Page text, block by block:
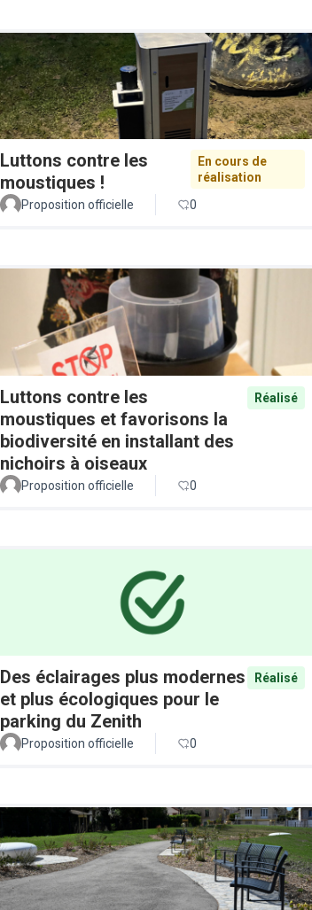
Luttons contre les
moustiques !
En cours de
réalisation
Proposition officielle
0
Luttons contre les
moustiques et favorisons la
biodiversité en installant des
nichoirs à oiseaux
Réalisé
Proposition officielle 0
Des éclairages plus modernes
et plus écologiques pour le
parking du Zenith
Réalisé
Proposition officielle 0